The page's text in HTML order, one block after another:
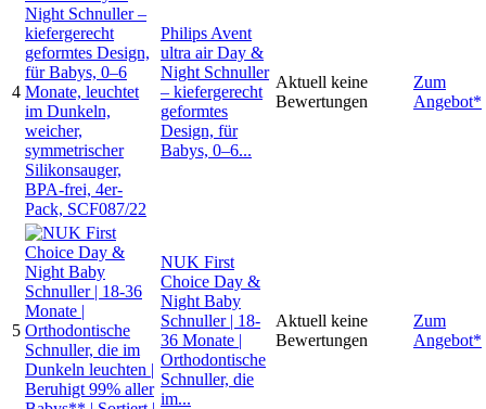
4
Philips Avent
ultra air Day &
Night Schnuller
– kiefergerecht
geformtes
Design, für
Babys, 0–6...
Aktuell keine
Bewertungen
Zum
Angebot*
5
NUK First
Choice Day &
Night Baby
Schnuller | 18-
36 Monate |
Orthodontische
Schnuller, die
im...
Aktuell keine
Bewertungen
Zum
Angebot*